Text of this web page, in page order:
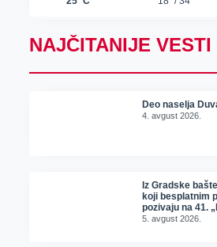
NAJČITANIJE VESTI
Deo naselja
4. avgust 2026.
Iz Gradske
koji besplatnim
pozivaju na 41.
5. avgust 2026.